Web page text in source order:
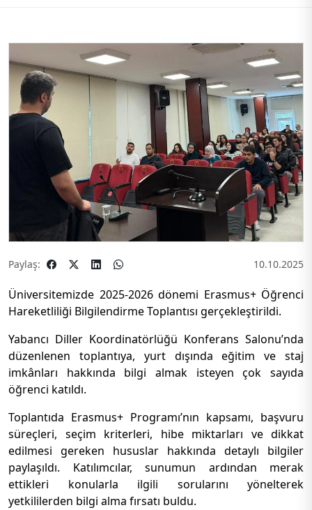
Paylaş: 10.10.2025
Üniversitemizde 2025-2026 dönemi Erasmus+ Öğrenci
Hareketliliği Bilgilendirme Toplantısı gerçekleştirildi.
Yabancı Diller Koordinatörlüğü Konferans Salonu’nda
düzenlenen toplantıya, yurt dışında eğitim ve staj
imkânları hakkında bilgi almak isteyen çok sayıda
öğrenci katıldı.
Toplantıda Erasmus+ Programı’nın kapsamı, başvuru
süreçleri, seçim kriterleri, hibe miktarları ve dikkat
edilmesi gereken hususlar hakkında detaylı bilgiler
paylaşıldı. Katılımcılar, sunumun ardından merak
ettikleri konularla ilgili sorularını yönelterek
yetkililerden bilgi alma fırsatı buldu.